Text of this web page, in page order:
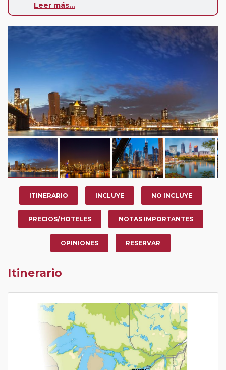
año, ofrece a los pasajeros que ya hayan viajado con
nuestro Club de Pasajeros (cuya obtención se realiza
tras rellenar el cuestionario de satisfacción en "Mi viaje")
o los que estén en luna de miel contarán con un
Leer más...
ITINERARIO INCLUYE NO INCLUYE
PRECIOS/HOTELES NOTAS IMPORTANTES
OPINIONES RESERVAR
Itinerario